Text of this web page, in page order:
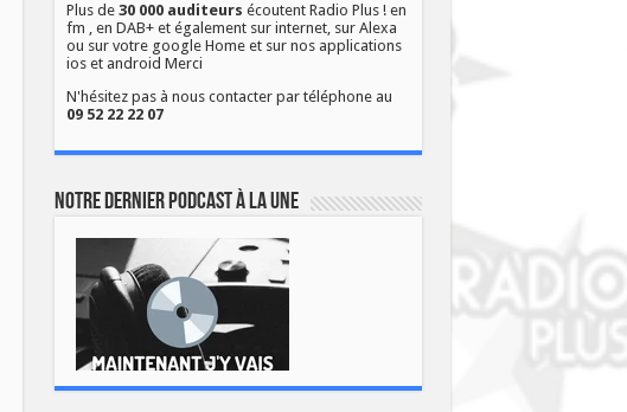
Plus de 30 000 auditeurs écoutent Radio Plus ! en
fm , en DAB+ et également sur internet, sur Alexa
ou sur votre google Home et sur nos applications
ios et android Merci
N'hésitez pas à nous contacter par téléphone au
09 52 22 22 07
Notre dernier podcast à la une